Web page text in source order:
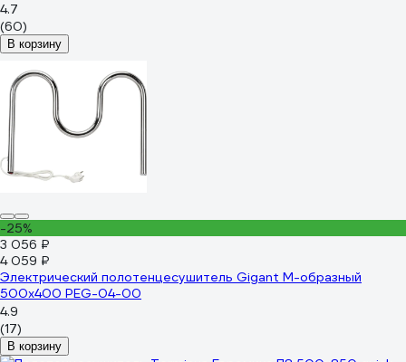
4.7
(60)
В корзину
-25%
3 056 ₽
4 059 ₽
Электрический полотенцесушитель Gigant М-образный
500x400 PEG-04-00
4.9
(17)
В корзину